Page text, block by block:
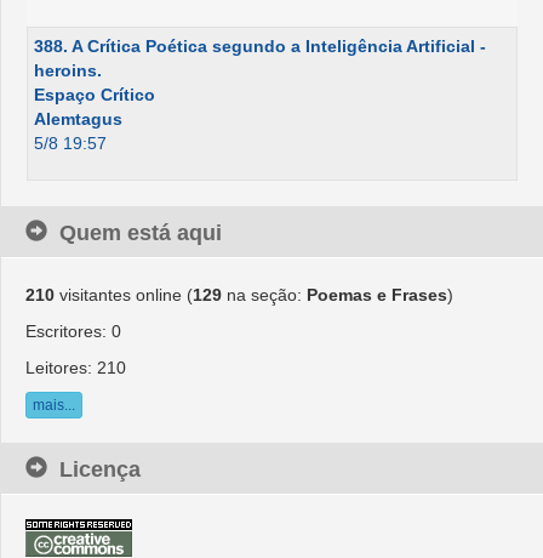
388. A Crítica Poética segundo a Inteligência Artificial -
heroins.
Espaço Crítico
Alemtagus
5/8 19:57
Quem está aqui
210 visitantes online (129 na seção: Poemas e Frases)
Escritores: 0
Leitores: 210
mais...
Licença